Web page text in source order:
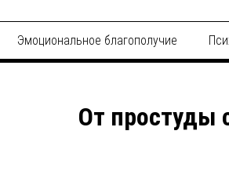
Эмоциональное благополучие
От простуды